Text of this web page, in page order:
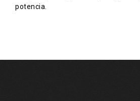
potencia.